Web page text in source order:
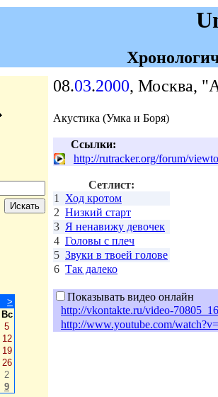
>
Вс
5
12
19
26
2
9
08.03.2000, Москва,
Акустика (Умка и Боря)
Ссылки:
http://rutracker.org/forum/
Сетлист:
1 Ход кротом
2 Низкий старт
3 Я ненавижу девочек
4 Головы с плеч
5 Звуки в твоей голове
6 Так далеко
Показывать видео онлайн
http://vkontakte.ru/video-
http://www.youtube.com/